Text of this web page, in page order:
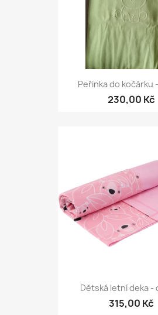
Peřinka do kočárku
230,00 Kč
Dětská letní deka -
315,00 Kč